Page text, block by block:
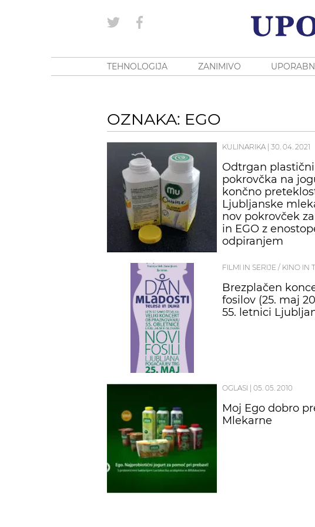
TEHNOLOGIJA ZANIMIVO
OZNAKA: EGO
KULINARIKA 30. 04. 2021
Odtrgan
pokrovčka na
končno
Ljubljanske
nov pokrovček
in EGO z
odpiranjem
FILMI IN SERIJE / KINO IN
Brezplačen
fosilov (25. maj
55. letnici
OGLASI 05. 05. 2010
Moj Ego dobro
Mlekarne